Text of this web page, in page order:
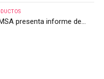
presenta informe de